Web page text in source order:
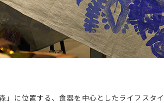
に位置する、食器を中心としたライフスタイ